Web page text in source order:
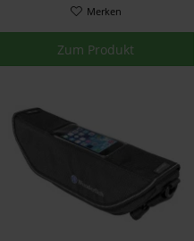
Merken
Zum Produkt